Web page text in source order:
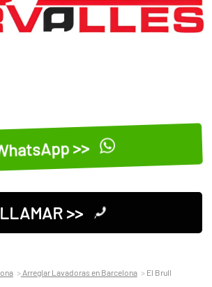
>>
LLAMAR >>
Arreglar Lavadoras en Barcelona El Brull